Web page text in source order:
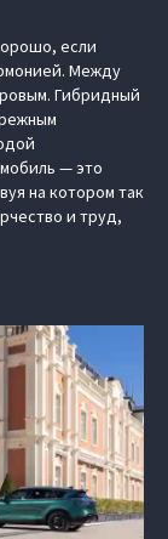
если
Между
Гибридный
— это
на котором так
и труд,